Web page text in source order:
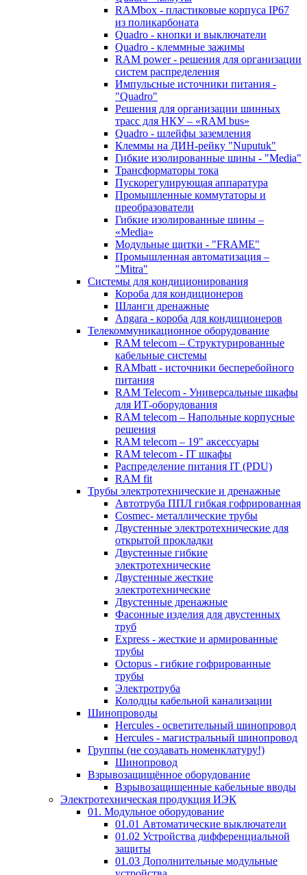
RAMbox - пластиковые корпуса IP67
из поликарбоната
Quadro - кнопки и выключатели
Quadro - клеммные зажимы
RAM power - решения для организации
систем распределения
Импульсные источники питания -
"Quadro"
Решения для организации шинных
трасс для НКУ – «RAM bus»
Quadro - шлейфы заземления
Клеммы на ДИН-рейку "Nuputuk"
Гибкие изолированные шины - "Media"
Трансформаторы тока
Пускорегулирующая аппаратура
Промышленные коммутаторы и
преобразователи
Гибкие изолированные шины –
«Media»
Модульные щитки - "FRAME"
Промышленная автоматизация –
"Mitra"
Системы для кондиционирования
Короба для кондиционеров
Шланги дренажные
Angara - короба для кондиционеров
Телекоммуникационное оборудование
RAM telecom – Структурированные
кабельные системы
RAMbatt - источники бесперебойного
питания
RAM Telecom - Универсальные шкафы
для ИТ-оборудования
RAM telecom – Напольные корпусные
решения
RAM telecom – 19" аксессуары
RAM telecom - IT шкафы
Распределение питания IT (PDU)
RAM fit
Трубы электротехнические и дренажные
Автотруба ППЛ гибкая гофрированная
Cosmec- металлические трубы
Двустенные электротехнические для
открытой прокладки
Двустенные гибкие
электротехнические
Двустенные жесткие
электротехнические
Двустенные дренажные
Фасонные изделия для двустенных
труб
Express - жесткие и армированные
трубы
Octopus - гибкие гофрированные
трубы
Электротруба
Колодцы кабельной канализации
Шинопроводы
Hercules - осветительный шинопровод
Hercules - магистральный шинопровод
Группы (не создавать номенклатуру!)
Шинопровод
Взрывозащищённое оборудование
Взрывозащищенные кабельные вводы
Электротехническая продукция ИЭК
01. Модульное оборудование
01.01 Автоматические выключатели
01.02 Устройства дифференциальной
защиты
01.03 Дополнительные модульные